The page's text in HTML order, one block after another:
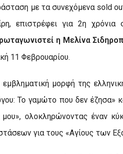
με τα συνεχόμενα sold
επιστρέφει για 2η
η Μελίνα
11 Φεβρουαρίου.
εμβληματική μορφή της
Το γαμώτο που δεν έζησα»
μου», ολοκληρώνοντας έναν
για τους «Αγίους των